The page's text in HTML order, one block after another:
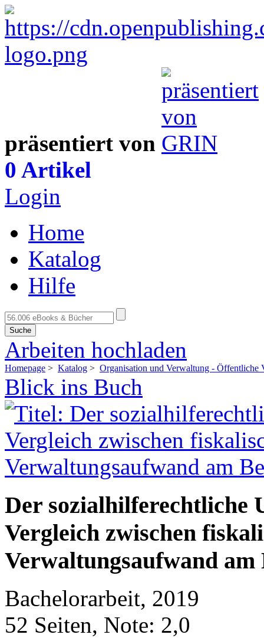
präsentiert von
0 Artikel
Login
Home
Katalog
Hilfe
Suche
Arbeiten hochladen
Homepage > Katalog > Organisation und Verwaltung - Öffentliche
Blick ins Buch
Der
Vergleich zwischen
Verwaltungsaufwand
Bachelorarbeit, 2019
52 Seiten, Note: 2,0